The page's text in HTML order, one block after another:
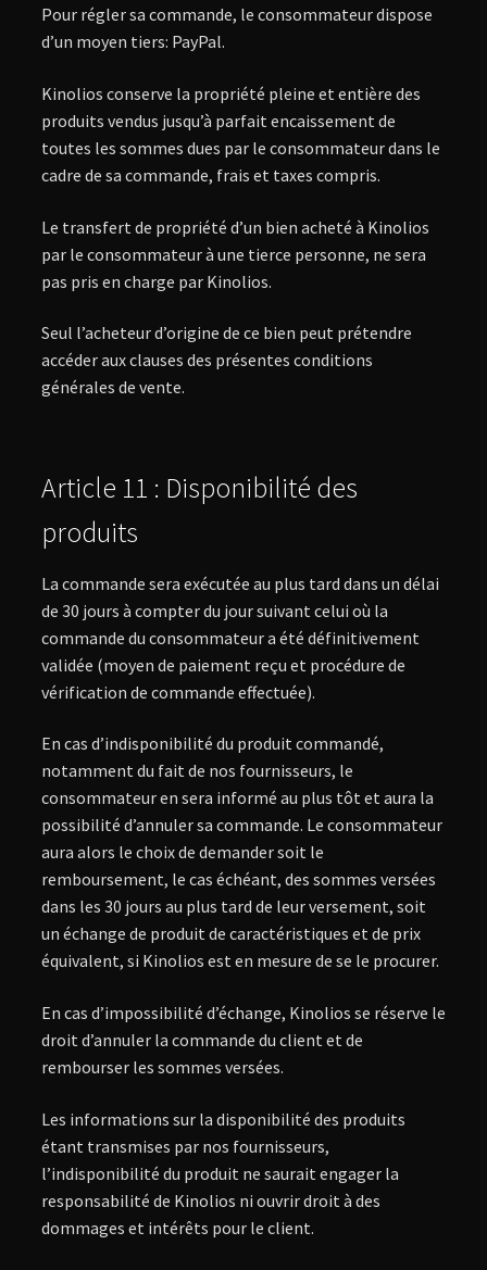
Pour régler sa commande, le consommateur dispose
d’un moyen tiers: PayPal.
Kinolios conserve la propriété pleine et entière des
produits vendus jusqu’à parfait encaissement de
toutes les sommes dues par le consommateur dans le
cadre de sa commande, frais et taxes compris.
Le transfert de propriété d’un bien acheté à Kinolios
par le consommateur à une tierce personne, ne sera
pas pris en charge par Kinolios.
Seul l’acheteur d’origine de ce bien peut prétendre
accéder aux clauses des présentes conditions
générales de vente.
Article 11 : Disponibilité des
produits
La commande sera exécutée au plus tard dans un délai
de 30 jours à compter du jour suivant celui où la
commande du consommateur a été définitivement
validée (moyen de paiement reçu et procédure de
vérification de commande effectuée).
En cas d’indisponibilité du produit commandé,
notamment du fait de nos fournisseurs, le
consommateur en sera informé au plus tôt et aura la
possibilité d’annuler sa commande. Le consommateur
aura alors le choix de demander soit le
remboursement, le cas échéant, des sommes versées
dans les 30 jours au plus tard de leur versement, soit
un échange de produit de caractéristiques et de prix
équivalent, si Kinolios est en mesure de se le procurer.
En cas d’impossibilité d’échange, Kinolios se réserve le
droit d’annuler la commande du client et de
rembourser les sommes versées.
Les informations sur la disponibilité des produits
étant transmises par nos fournisseurs,
l’indisponibilité du produit ne saurait engager la
responsabilité de Kinolios ni ouvrir droit à des
dommages et intérêts pour le client.